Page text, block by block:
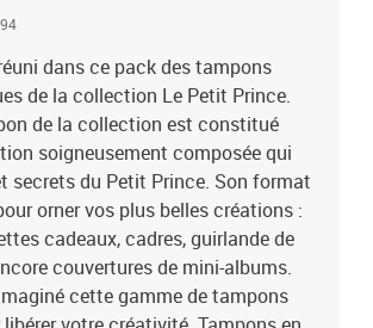
dans ce pack des tampons
de la collection Le Petit Prince.
de la collection est constitué
soigneusement composée qui
secrets du Petit Prince. Son format
orner vos plus belles créations :
cadeaux, cadres, guirlande de
couvertures de mini-albums.
cette gamme de tampons